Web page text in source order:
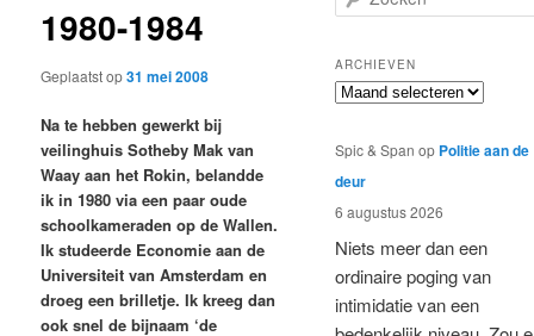
1980-1984
Geplaatst op31 mei 2008
Na te hebben gewerkt bij
veilinghuis Sotheby Mak van
Waay aan het Rokin, belandde
ik in 1980 via een paar oude
schoolkameraden op de Wallen.
Ik studeerde Economie aan de
Universiteit van Amsterdam en
droeg een brilletje. Ik kreeg dan
ook snel de bijnaam ‘de
o
k
e
n
ARCHIEVEN
Archieven
Spic & Span op Politie aan de
deur
6 augustus 2026
Niets meer dan een
ordinaire poging van
intimidatie van een